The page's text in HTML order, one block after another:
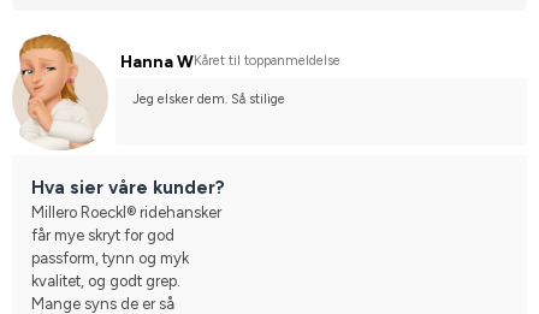
Hanna WKåret til toppanmeldelse
Jeg elsker dem. Så stilige
Hva sier våre kunder?
Millero Roeckl® ridehansker
får mye skryt for god
passform, tynn og myk
kvalitet, og godt grep.
Mange syns de er så